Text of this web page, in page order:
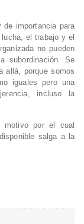
importancia para
el trabajo y el
no pueden
subordinación. Se
allá, porque somos
iguales pero una
incluso la
motivo por el cual
salga a la